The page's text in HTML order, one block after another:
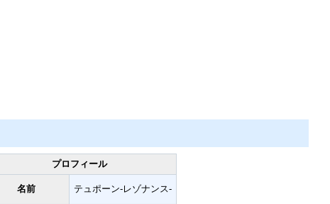
プロフィール
名前 テュポーン-レゾナンス-